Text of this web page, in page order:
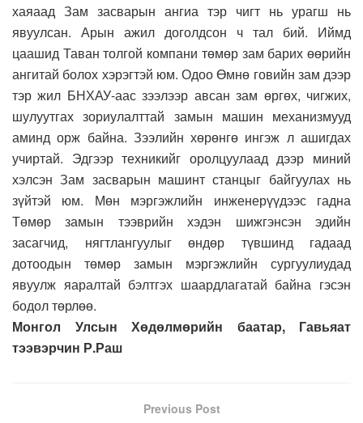
хаяаад Зам засварын ангиа тэр чигт нь урагш нь
явуулсан. Арын ажил доголдсон ч тал бий. Иймд
цаашид Таван толгой компани төмөр зам барих өөрийн
ангитай болох хэрэгтэй юм. Одоо Өмнө говийн зам дээр
тэр жил БНХАУ-аас зээлээр авсан зам өргөх, чигжих,
шулуутгах зориулалттай замын машин механизмууд
аминд орж байна. Зээлийн хөрөнгө ингэж л ашигдах
учиртай. Эдгээр техникийг оролцуулаад дээр миний
хэлсэн Зам засварын машинт станцыг байгуулах нь
зүйтэй юм. Мөн мэргэжлийн инженерүүдээс гадна
Төмөр замын тээврийн хэдэн шижгэнсэн эдийн
засагчид, нягтлангуулыг өндөр түвшинд гадаад
дотоодын төмөр замын мэргэжлийн сургуулиудад
явуулж яаралтай бэлтгэх шаардлагатай байна гэсэн
бодол төрлөө.
Монгол Улсын Хөдөлмөрийн баатар, Гавьяат
тээвэрчин Р.Раш
Previous Post